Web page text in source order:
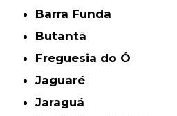
Barra Funda
Butantã
Freguesia do Ó
Jaguaré
Jaraguá